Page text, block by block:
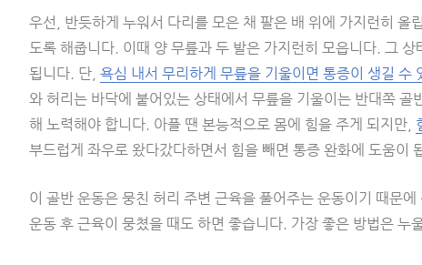
우선, 반듯하게 누워서 다리를 모은 채 팔은 배 위에 가지런히
도록 해줍니다. 이때 양 무릎과 두 발은 가지런히 모읍니다. 그
됩니다. 단, 욕심 내서 무리하게 무릎을 기울이면 통증이 생길
와 허리는 바닥에 붙어있는 상태에서 무릎을 기울이는 반대쪽
해 노력해야 합니다. 아플 땐 본능적으로 몸에 힘을 주게 되지만,
부드럽게 좌우로 왔다갔다하면서 힘을 빼면 통증 완화에 도움
이 골반 운동은 뭉친 허리 주변 근육을 풀어주는 운동이기 때문
운동 후 근육이 뭉쳤을 때도 하면 좋습니다. 가장 좋은 방법은 누